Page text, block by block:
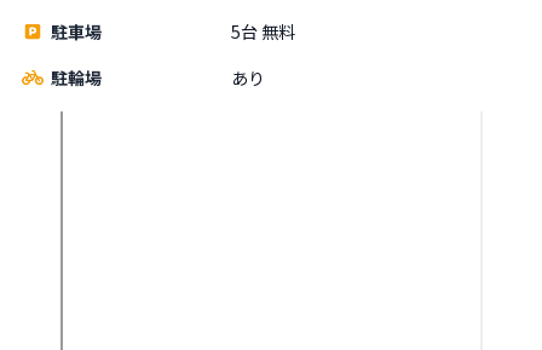
駐車場
5台 無料
駐輪場
あり